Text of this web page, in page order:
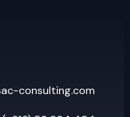
consulting.com